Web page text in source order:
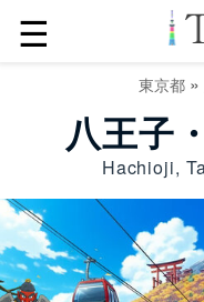
☰
東京都»
八王子
Hachioji,